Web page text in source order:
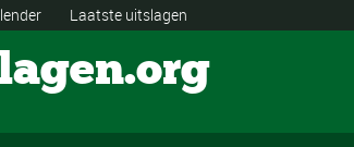
Laatste uitslagen